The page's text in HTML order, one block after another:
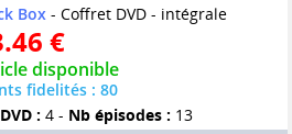
Box - Coffret DVD - intégrale
€
disponible
fidelités : 80
: 4 - Nb épisodes : 13